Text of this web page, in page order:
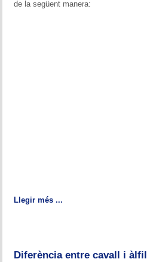
de la següent manera:
Llegir més ...
Diferència entre cavall i àlfil